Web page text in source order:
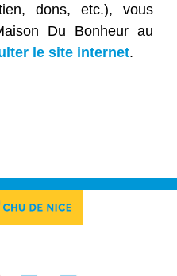
dons, etc.), vous
Du Bonheur au
le site internet.